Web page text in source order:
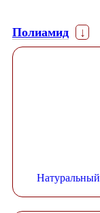
Полиамид ↓
Натуральный